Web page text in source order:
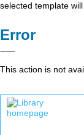
selected template
Error
This action is not